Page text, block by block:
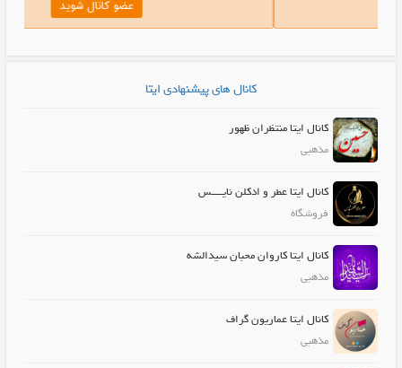
کانال های پیشنهادی ایتا
کانال ایتا منتظران ظهور
مذهبی
کانال ایتا عطر و ادکلن نایــــس
فروشگاه
کانال ایتا کاروان محبان سیدالشه
مذهبی
کانال ایتا عماریون گراف
مذهبی